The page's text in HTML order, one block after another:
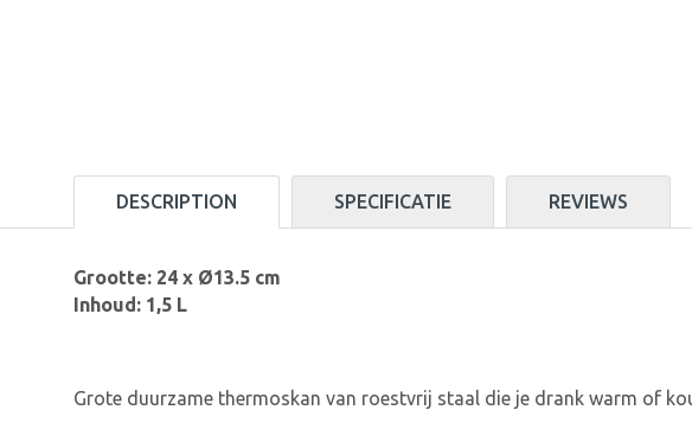
DESCRIPTION SPECIFICATIE REVIEWS
Grootte: 24 x Ø13.5 cm
Inhoud: 1,5 L
Grote duurzame thermoskan van roestvrij staal die je drank warm of